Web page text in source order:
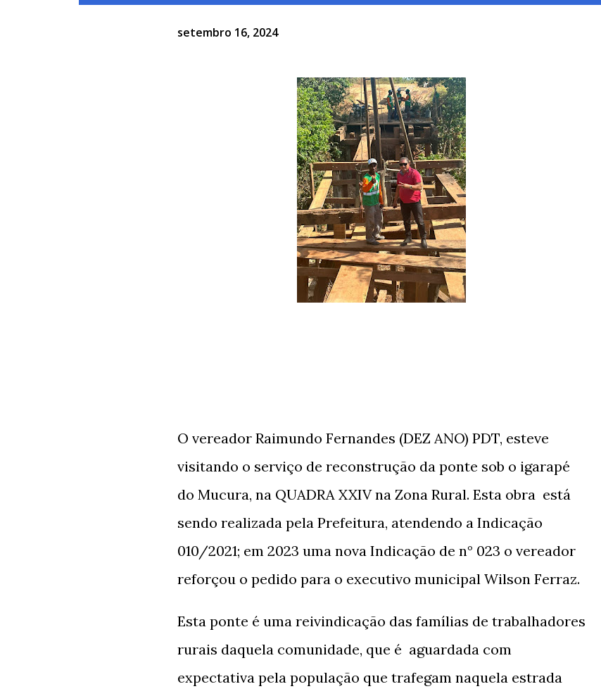
setembro 16, 2024
O vereador Raimundo Fernandes (DEZ ANO) PDT, esteve
visitando o serviço de reconstrução da ponte sob o igarapé
do Mucura, na QUADRA XXIV na Zona Rural. Esta obra está
sendo realizada pela Prefeitura, atendendo a Indicação
010/2021; em 2023 uma nova Indicação de n° 023 o vereador
reforçou o pedido para o executivo municipal Wilson Ferraz.
Esta ponte é uma reivindicação das famílias de trabalhadores
rurais daquela comunidade, que é aguardada com
expectativa pela população que trafegam naquela estrada